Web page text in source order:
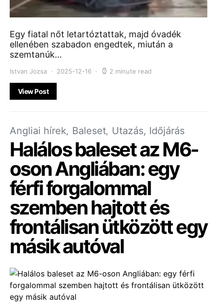
Egy fiatal nőt letartóztattak, majd óvadék
ellenében szabadon engedtek, miután a
szemtanúk…
Istvan Jozsa 2025-12-16 2 minute read
View Post
Angliai hírek Baleset Utazás, Időjárás
Halálos baleset az M6-
oson Angliában: egy
férfi forgalommal
szemben hajtott és
frontálisan ütközött egy
másik autóval